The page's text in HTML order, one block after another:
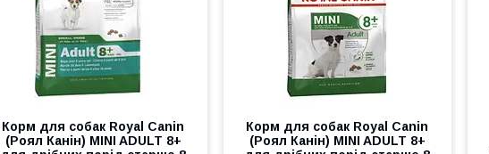
Корм для собак Royal Canin
(Роял Канін) MINI ADULT 8+
Корм для собак Royal Canin
(Роял Канін) MINI ADULT 8+